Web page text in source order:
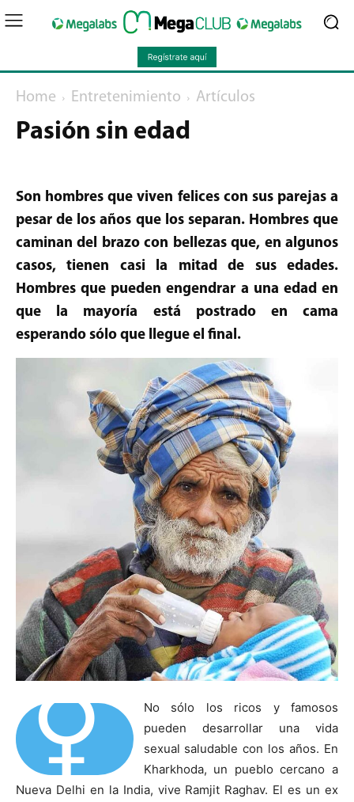
Home Entretenimiento Artículos
Pasión sin edad
Son hombres que viven felices con sus parejas a
pesar de los años que los separan. Hombres que
caminan del brazo con bellezas que, en algunos
casos, tienen casi la mitad de sus edades.
Hombres que pueden engendrar a una edad en
que la mayoría está postrado en cama
esperando sólo que llegue el final.
⚥
No sólo los ricos y famosos
pueden desarrollar una vida
sexual saludable con los años. En
Kharkhoda, un pueblo cercano a
Nueva Delhi en la India, vive Ramjit Raghav. El es un ex